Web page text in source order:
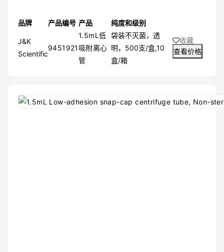
品牌 产品编号 产品 纯度和级别
J&K
Scientific
9451921
1.5mL低
吸附离心
管
袋装不灭菌，透
明，500支/盒,10
盒/箱
收藏
查看价格